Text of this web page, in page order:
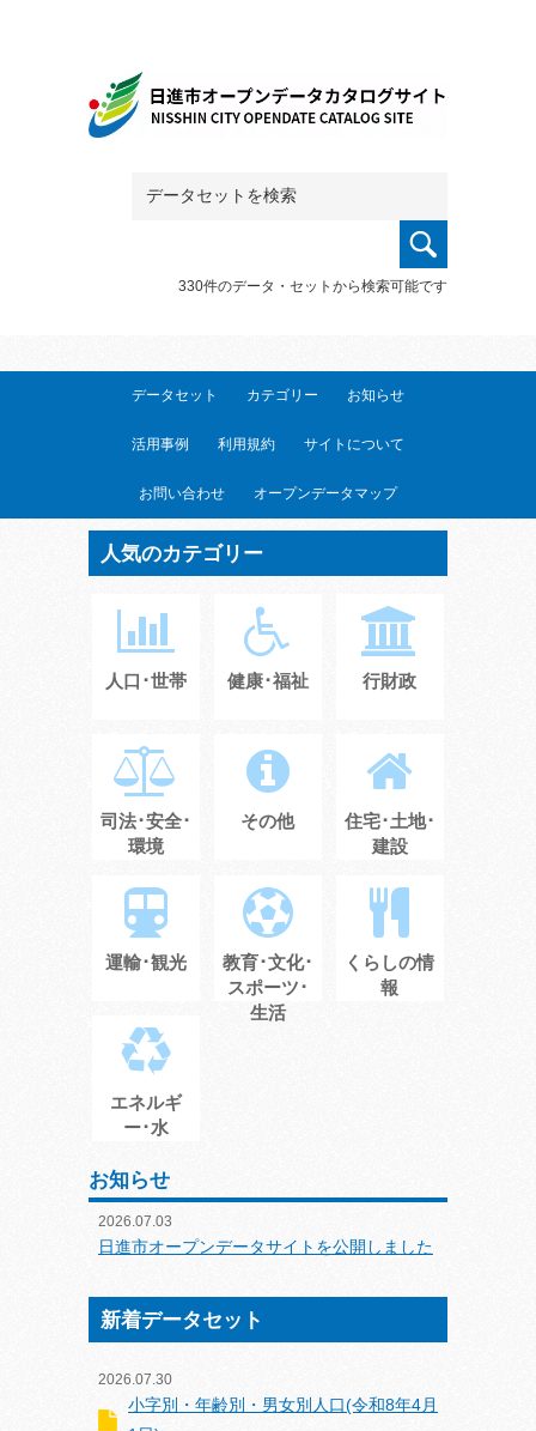
330件のデータ・セットから検索可能です
データセット カテゴリー お知らせ
活用事例 利用規約 サイトについて
お問い合わせ オープンデータマップ
人気のカテゴリー
人口･世帯 健康･福祉 行財政
司法･安全･
環境
その他
住宅･土地･
建設
運輸･観光
教育･文化･
スポーツ･
生活
くらしの情
報
エネルギ
ー･水
お知らせ
2026.07.03
日進市オープンデータサイトを公開しました
新着データセット
2026.07.30
小字別・年齢別・男女別人口(令和8年4月